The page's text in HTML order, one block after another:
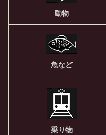
動物
魚など
乗り物